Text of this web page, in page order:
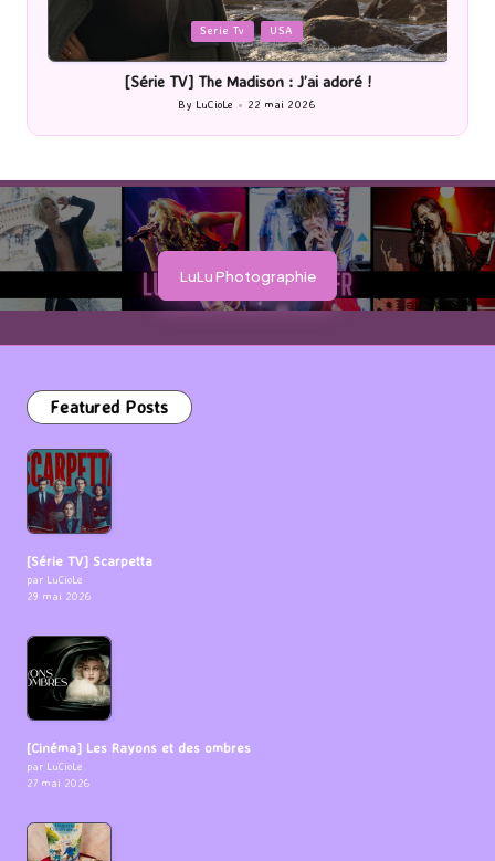
Posted
in
Romans
[Lecture] La femme de ménage : J’ai sauté le pas !
Posted
by
ByLuCioLe 20 mai 2026
LuLu Photographie
Featured Posts
[Série TV] Scarpetta
par LuCioLe
29 mai 2026
[Cinéma] Les Rayons et des ombres
par LuCioLe
27 mai 2026